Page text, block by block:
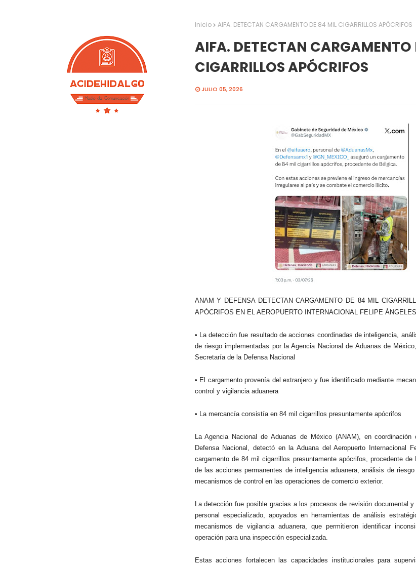
Inicio AIFA. DETECTAN CARGAMENTO DE 84 MIL CIGARRILLOS APÓCRIFOS
AIFA. DETECTAN CARGAMENTO
CIGARRILLOS APÓCRIFOS
JULIO 05, 2026
ANAM Y DEFENSA DETECTAN CARGAMENTO DE 84 MIL
APÓCRIFOS EN EL AEROPUERTO INTERNACIONAL FELIPE ÁNGELES
• La detección fue resultado de acciones coordinadas de inteligencia,
de riesgo implementadas por la Agencia Nacional de Aduanas de
Secretaría de la Defensa Nacional
• El cargamento provenía del extranjero y fue identificado mediante
control y vigilancia aduanera
• La mercancía consistía en 84 mil cigarrillos presuntamente apócrifos
La Agencia Nacional de Aduanas de México (ANAM), en
Defensa Nacional, detectó en la Aduana del Aeropuerto Internacional
cargamento de 84 mil cigarrillos presuntamente apócrifos, procedente
de las acciones permanentes de inteligencia aduanera, análisis de
mecanismos de control en las operaciones de comercio exterior.
La detección fue posible gracias a los procesos de revisión documental
personal especializado, apoyados en herramientas de análisis
mecanismos de vigilancia aduanera, que permitieron identificar
operación para una inspección especializada.
Estas acciones fortalecen las capacidades institucionales para